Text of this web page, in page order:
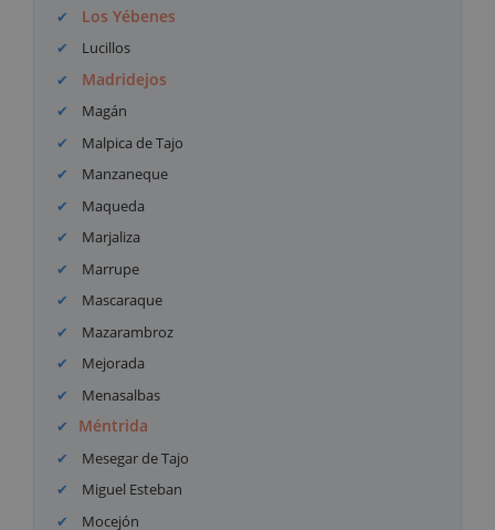
Los Yébenes
Lucillos
Madridejos
Magán
Malpica de Tajo
Manzaneque
Maqueda
Marjaliza
Marrupe
Mascaraque
Mazarambroz
Mejorada
Menasalbas
Méntrida
Mesegar de Tajo
Miguel Esteban
Mocejón